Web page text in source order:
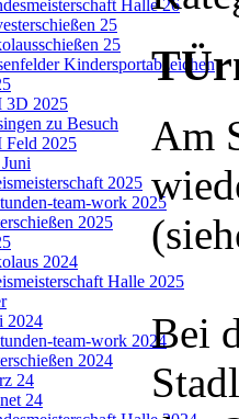
Halle 26
25
25
Kindersportabzeichen
3D 2025
zu Besuch
Feld 2025
2025
team-work 2025
2025
2024
Halle 2025
2024
team-work 2024
2024
24
24
Am
Bei